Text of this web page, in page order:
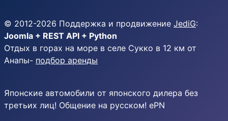
© 2012-2026 Поддержка и продвижение JediG:
Joomla + REST API + Python
Отдых в горах на море в селе Сукко в 12 км от
Анапы- подбор аренды
Японские автомобили от японского дилера без
третьих лиц! Общение на русском! ePN